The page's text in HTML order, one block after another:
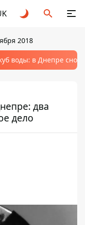
2018
воды: в Днепре
два
дело